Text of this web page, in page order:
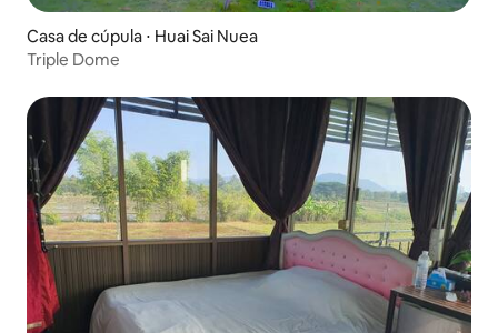
Casa de cúpula ⋅ Huai Sai Nuea
Triple Dome